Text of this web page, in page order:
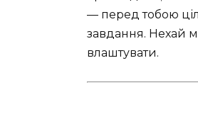
— перед тобою
завдання. Нехай
влаштувати.